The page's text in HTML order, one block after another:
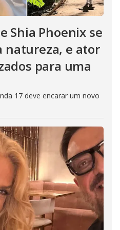
Shia Phoenix se
natureza, e ator
para uma
17 deve encarar um novo